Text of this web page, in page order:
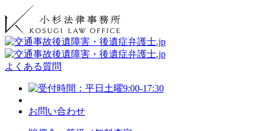
よくある質問
お問い合わせ